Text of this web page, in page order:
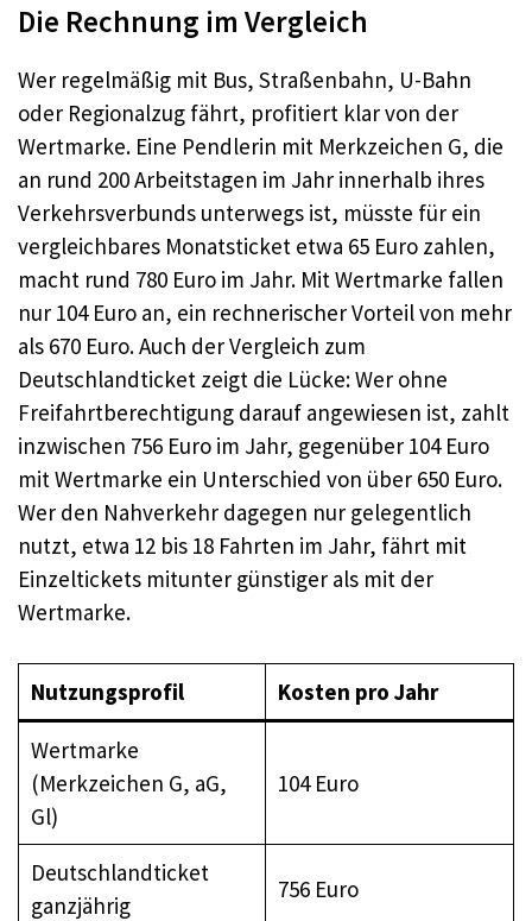
Die Rechnung im Vergleich
Wer regelmäßig mit Bus, Straßenbahn, U-Bahn
oder Regionalzug fährt, profitiert klar von der
Wertmarke. Eine Pendlerin mit Merkzeichen G, die
an rund 200 Arbeitstagen im Jahr innerhalb ihres
Verkehrsverbunds unterwegs ist, müsste für ein
vergleichbares Monatsticket etwa 65 Euro zahlen,
macht rund 780 Euro im Jahr. Mit Wertmarke fallen
nur 104 Euro an, ein rechnerischer Vorteil von mehr
als 670 Euro. Auch der Vergleich zum
Deutschlandticket zeigt die Lücke: Wer ohne
Freifahrtberechtigung darauf angewiesen ist, zahlt
inzwischen 756 Euro im Jahr, gegenüber 104 Euro
mit Wertmarke ein Unterschied von über 650 Euro.
Wer den Nahverkehr dagegen nur gelegentlich
nutzt, etwa 12 bis 18 Fahrten im Jahr, fährt mit
Einzeltickets mitunter günstiger als mit der
Wertmarke.
Nutzungsprofil Kosten pro Jahr
Wertmarke
(Merkzeichen G, aG,
Gl)
104 Euro
Deutschlandticket
ganzjährig
756 Euro